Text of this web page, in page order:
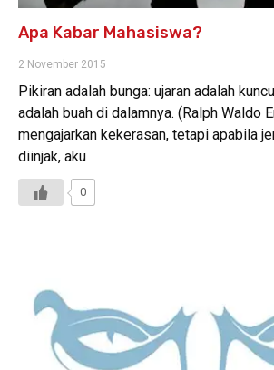
Apa Kabar Mahasiswa?
2 November 2015
Pikiran adalah bunga: ujaran adalah
adalah buah di dalamnya. (Ralph Waldo
mengajarkan kekerasan, tetapi apabila
diinjak, aku
0